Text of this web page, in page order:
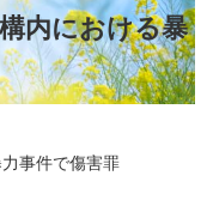
内における暴
事件で傷害罪